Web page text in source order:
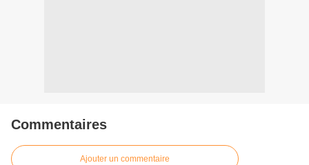
Commentaires
Ajouter un commentaire